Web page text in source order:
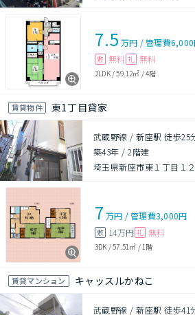
7.5 万円 /管理費6,000
敷 無料 礼 無料
2LDK/59.12㎡ /4階
賃貸物件 東1丁目貸家
武蔵野線 / 新座駅 徒歩25
築43年 /2階建
埼玉県新座市東１丁目１
7 万円 /管理費3,000円
敷 14万円 礼 無料
3DK /57.51㎡ / 1階
賃貸マンション キャッスルかねこ
武蔵野線 / 新座駅 徒歩41